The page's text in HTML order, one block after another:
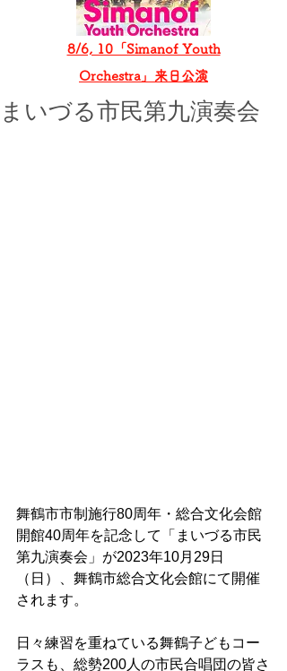
8/6, 10「Simanof Youth
Orchestra」来日公演
まいづる市民第九演奏会
舞鶴市市制施行80周年・総合文化会館
開館40周年を記念して「まいづる市民
第九演奏会」が2023年10月29日
（日）、舞鶴市総合文化会館にて開催
されます。
日々練習を重ねている舞鶴子どもコー
ラスも、総勢200人の市民合唱団の皆さ